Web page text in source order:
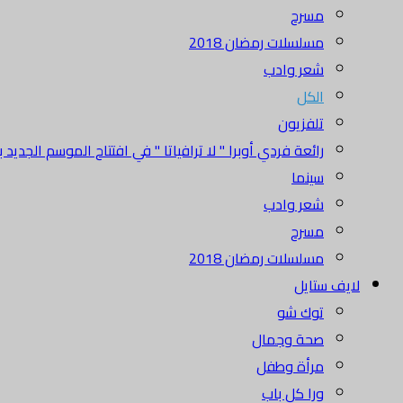
مسرح
مسلسلات رمضان 2018
شعر وادب
الكل
تلفزيون
رائعة فردي أوبرا " لا ترافياتا " في افتتاح الموسم الجديد
سينما
شعر وادب
مسرح
مسلسلات رمضان 2018
لايف ستايل
توك شو
صحة وجمال
مرأة وطفل
ورا كل باب